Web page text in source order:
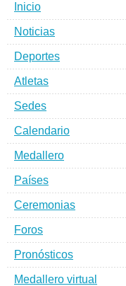
Inicio
Noticias
Deportes
Atletas
Sedes
Calendario
Medallero
Países
Ceremonias
Foros
Pronósticos
Medallero virtual